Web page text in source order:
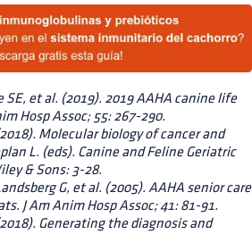
SE, et al. (2019). 2019 AAHA canine life
Hosp Assoc; 55: 267-290.
Molecular biology of cancer and
L. (eds). Canine and Feline Geriatric
& Sons: 3-28.
G, et al. (2005). AAHA senior care
J Am Anim Hosp Assoc; 41: 81-91.
Generating the diagnosis and